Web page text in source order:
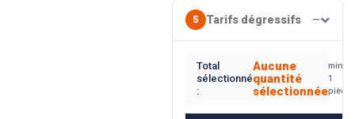
5 Tarifs dégressifs —
Total
sélectionné
:
Aucune
quantité
sélectionnée
min.
1
pièce